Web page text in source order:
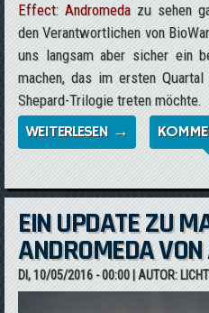
Effect: Andromedazu sehen
den Verantwortlichen von
uns langsam aber sicher ein
machen, das im ersten
Shepard-Trilogie treten möchte.
WEITERLESEN → ÜBER
MASS
EIN UPDATE ZU
ANDROMEDA
DI, 10/05/2016 - 00:00| AUTOR:LICHTI